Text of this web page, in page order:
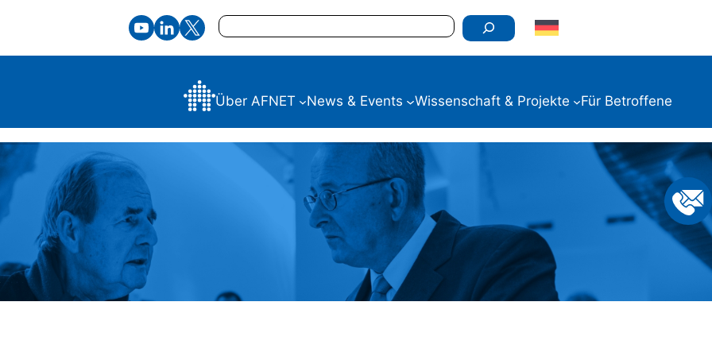
Suchen
Über AFNET News & Events Wissenschaft & Projekte Für Betroffene